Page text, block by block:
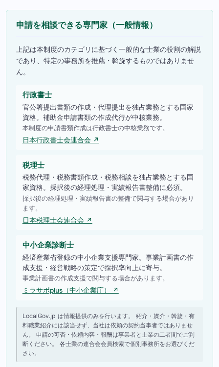
申請を相談できる専門家（一般情報）
上記は本制度のカテゴリに基づく一般的な士業の役割の解説
であり、特定の事務所を推薦・斡旋するものではありませ
ん。
行政書士
官公署提出書類の作成・代理提出を独占業務とする国家
資格。補助金申請書類の作成代行が中核業務。
本制度の申請書類作成は行政書士の中核業務です。
日本行政書士会連合会 ↗
税理士
税務代理・税務書類作成・税務相談を独占業務とする国
家資格。採択後の経理処理・実績報告書整備に必須。
採択後の経理処理・実績報告書の整備で関与する場合があり
ます。
日本税理士会連合会 ↗
中小企業診断士
経済産業省登録の中小企業支援専門家。事業計画書の作
成支援・経営戦略の策定で採択率向上に寄与。
事業計画書の作成支援で関与する場合があります。
ミラサポplus（中小企業庁） ↗
LocalGov.jp は情報提供のみを行います。 紹介・媒介・斡旋・有
料職業紹介には該当せず、当社は依頼の契約当事者ではありませ
ん。 申請の可否・依頼内容・報酬は事業者と士業の二者間でご判
断ください。 各士業の連合会会員検索で個別事務所をお選びくだ
さい。